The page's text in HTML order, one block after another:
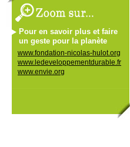
Pour en savoir plus et faire
un geste pour la planète
www.fondation-nicolas-hulot.org
www.ledeveloppementdurable.fr
www.envie.org